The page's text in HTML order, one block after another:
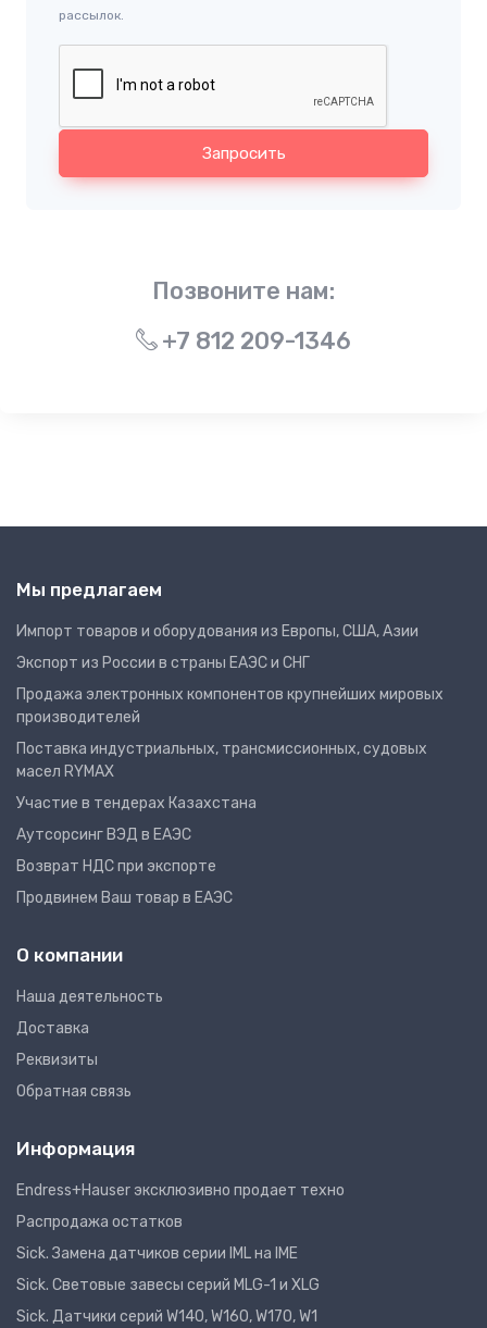
рассылок.
Запросить
Позвоните нам:
+7 812 209-1346
Мы предлагаем
Импорт товаров и оборудования из Европы, США, Азии
Экспорт из России в страны ЕАЭС и СНГ
Продажа электронных компонентов крупнейших мировых
производителей
Поставка индустриальных, трансмиссионных, судовых
масел RYMAX
Участие в тендерах Казахстана
Аутсорсинг ВЭД в ЕАЭС
Возврат НДС при экспорте
Продвинем Ваш товар в ЕАЭС
О компании
Наша деятельность
Доставка
Реквизиты
Обратная связь
Информация
Endress+Hauser эксклюзивно продает техно
Распродажа остатков
Sick. Замена датчиков серии IML на IME
Sick. Световые завесы серий MLG-1 и XLG
Sick. Датчики серий W140, W160, W170, W1